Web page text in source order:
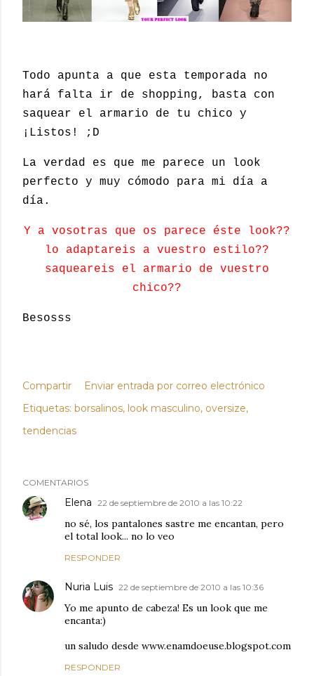
Todo apunta a que esta temporada no
hará falta ir de shopping, basta con
saquear el armario de tu chico y
¡Listos! ;D
La verdad es que me parece un look
perfecto y muy cómodo para mi día a
día.
Y a vosotras que os parece éste look??
lo adaptareis a vuestro estilo??
saqueareis el armario de vuestro
chico??
Besosss
Compartir
Enviar entrada por correo electrónico
Etiquetas: borsalinos look masculino oversize
tendencias
COMENTARIOS
Elena 22 de septiembre de 2010 a las 10:22
no sé, los pantalones sastre me encantan, pero
el total look... no lo veo
RESPONDER
Nuria Luis 22 de septiembre de 2010 a las 10:36
Yo me apunto de cabeza! Es un look que me
encanta:)
un saludo desde www.enamdoeuse.blogspot.com
RESPONDER